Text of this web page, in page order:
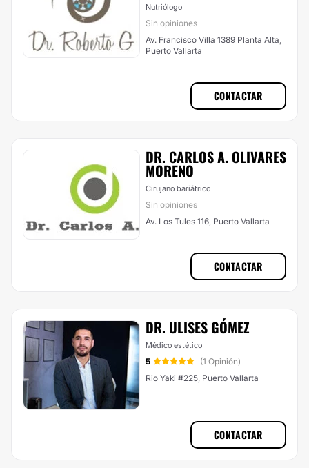
Nutriólogo
Sin opiniones
Av. Francisco Villa 1389 Planta Alta,
Puerto Vallarta
CONTACTAR
DR. CARLOS A. OLIVARES
MORENO
Cirujano bariátrico
Sin opiniones
Av. Los Tules 116, Puerto Vallarta
CONTACTAR
DR. ULISES GÓMEZ
Médico estético
5
(1 Opinión)
Rio Yaki #225, Puerto Vallarta
CONTACTAR